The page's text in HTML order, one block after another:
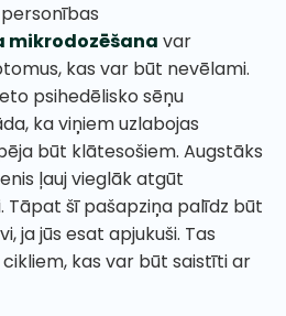
mikrodozēšana var
kas var būt nevēlami.
psihedēlisko sēņu
ka viņiem uzlabojas
būt klātesošiem. Augstāks
ļauj vieglāk atgūt
Tāpat šī pašapziņa palīdz būt
ja jūs esat apjukuši. Tas
kas var būt saistīti ar